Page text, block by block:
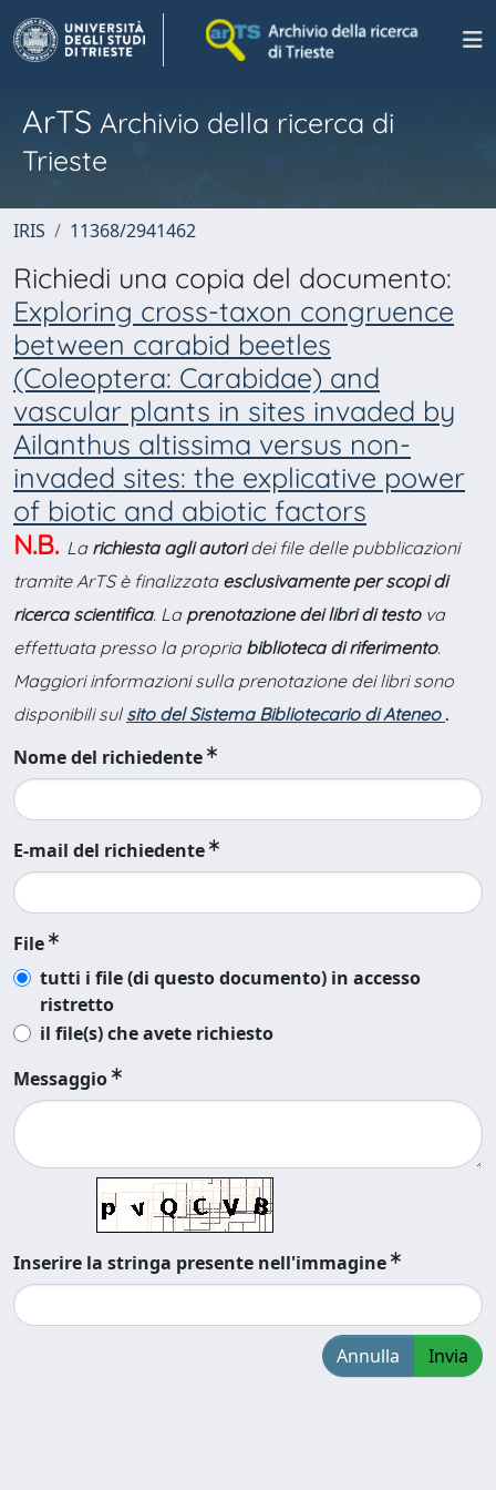
ArTS Archivio della ricerca di
Trieste
IRIS 11368/2941462
Richiedi una copia del documento:
Exploring cross-taxon congruence
between carabid beetles
(Coleoptera: Carabidae) and
vascular plants in sites invaded by
Ailanthus altissima versus non-
invaded sites: the explicative power
of biotic and abiotic factors
N.B. La richiesta agli autoridei file delle pubblicazioni
tramite ArTS è finalizzata esclusivamente per scopi di
ricerca scientifica. La prenotazione dei libri di testova
effettuata presso la propria biblioteca di riferimento.
Maggiori informazioni sulla prenotazione dei libri sono
disponibili sul sito del Sistema Bibliotecario di Ateneo .
Nome del richiedente
E-mail del richiedente
File
tutti i file (di questo documento) in accesso
ristretto
il file(s) che avete richiesto
Messaggio
Inserire la stringa presente nell'immagine
Annulla Invia